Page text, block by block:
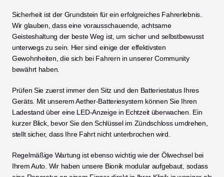
Sicherheit ist der Grundstein für ein erfolgreiches Fahrerlebnis.
Wir glauben, dass eine vorausschauende, achtsame
Geisteshaltung der beste Weg ist, um sicher und selbstbewusst
unterwegs zu sein. Hier sind einige der effektivsten
Gewohnheiten, die sich bei Fahrern in unserer Community
bewährt haben.
Prüfen Sie zuerst immer den Sitz und den Batteriestatus Ihres
Geräts. Mit unserem Aether-Batteriesystem können Sie Ihren
Ladestand über eine LED-Anzeige in Echtzeit überwachen. Ein
kurzer Blick, bevor Sie den Schlüssel im Zündschloss umdrehen,
stellt sicher, dass Ihre Fahrt nicht unterbrochen wird.
Regelmäßige Wartung ist ebenso wichtig wie der Ölwechsel bei
Ihrem Auto. Wir haben unsere Bionik modular aufgebaut, sodass